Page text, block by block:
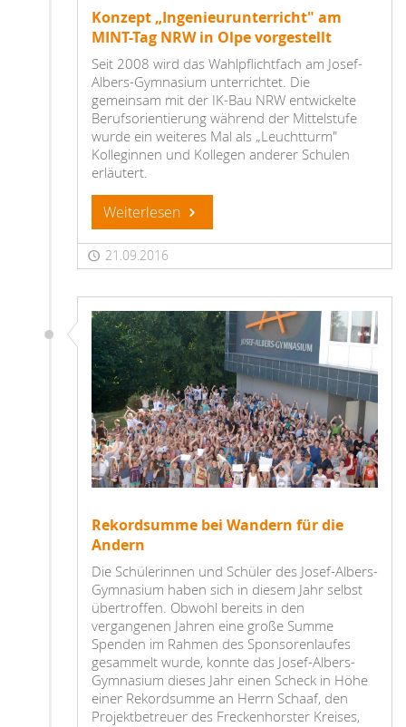
Konzept „Ingenieurunterricht" am
MINT-Tag NRW in Olpe vorgestellt
Seit 2008 wird das Wahlpflichtfach am Josef-
Albers-Gymnasium unterrichtet. Die
gemeinsam mit der IK-Bau NRW entwickelte
Berufsorientierung während der Mittelstufe
wurde ein weiteres Mal als „Leuchtturm"
Kolleginnen und Kollegen anderer Schulen
erläutert.
Weiterlesen
21.09.2016
Rekordsumme bei Wandern für die
Andern
Die Schülerinnen und Schüler des Josef-Albers-
Gymnasium haben sich in diesem Jahr selbst
übertroffen. Obwohl bereits in den
vergangenen Jahren eine große Summe
Spenden im Rahmen des Sponsorenlaufes
gesammelt wurde, konnte das Josef-Albers-
Gymnasium dieses Jahr einen Scheck in Höhe
einer Rekordsumme an Herrn Schaaf, den
Projektbetreuer des Freckenhorster Kreises,